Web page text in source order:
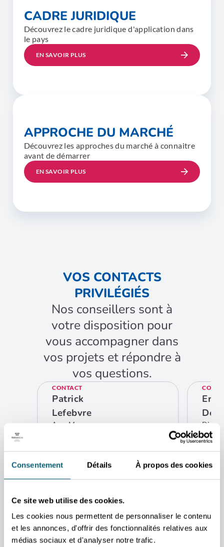
Consentement Détails À propos des cookies
Ce site web utilise des cookies.
Les cookies nous permettent de personnaliser le contenu
et les annonces, d'offrir des fonctionnalités relatives aux
médias sociaux et d'analyser notre trafic.
CADRE JURIDIQUE
Découvrez le cadre juridique d'application dans
le pays
EN SAVOIR PLUS
APPROCHE DU MARCHÉ
Découvrez les approches du marché à connaitre
avant de démarrer
EN SAVOIR PLUS
VOS CONTACTS
PRIVILÉGIÉS
Nos conseillers sont à
votre disposition pour
vous accompagner dans
vos projets et répondre à
vos questions.
CONTACT
Patrick
Lefebvre
Area Manager
CONTACTEZ-MOI
ADRESSE
COTE D’IVOIRE
Eric
De
et